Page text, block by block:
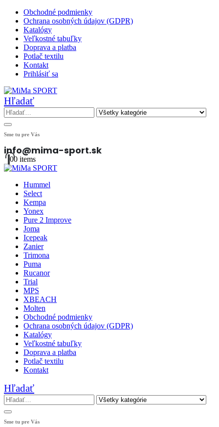
Obchodné podmienky
Ochrana osobných údajov (GDPR)
Katalógy
Veľkostné tabuľky
Doprava a platba
Potlač textilu
Kontakt
Prihlásiť sa
Hľadať
Sme tu pre Vás
info@mima-sport.sk
00 items
Hummel
Select
Kempa
Yonex
Pure 2 Improve
Joma
Icepeak
Zanier
Trimona
Puma
Rucanor
Trial
MPS
XBEACH
Molten
Obchodné podmienky
Ochrana osobných údajov (GDPR)
Katalógy
Veľkostné tabuľky
Doprava a platba
Potlač textilu
Kontakt
Hľadať
Sme tu pre Vás